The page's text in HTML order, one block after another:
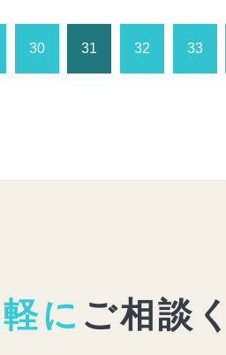
30 31 32 33
に ご相談